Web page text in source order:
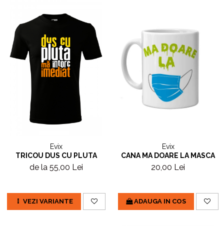
Evix
TRICOU DUS CU PLUTA
de la 55,00 Lei
VEZI VARIANTE
Evix
CANA MA DOARE LA MASCA
20,00 Lei
ADAUGA IN COS